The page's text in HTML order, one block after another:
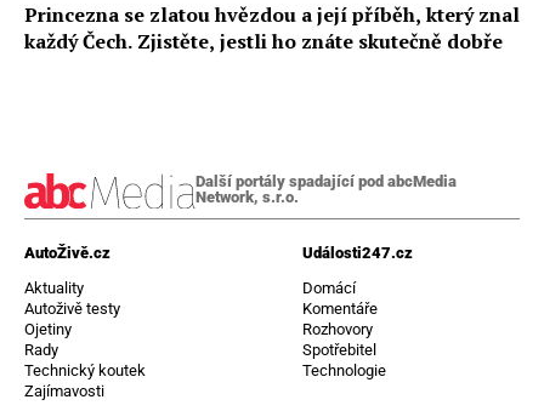
Princezna se zlatou hvězdou a její příběh, který znal
každý Čech. Zjistěte, jestli ho znáte skutečně dobře
Další portály spadající pod abcMedia
Network, s.r.o.
AutoŽivě.cz
Aktuality
Autoživě testy
Ojetiny
Rady
Technický koutek
Zajímavosti
Události247.cz
Domácí
Komentáře
Rozhovory
Spotřebitel
Technologie